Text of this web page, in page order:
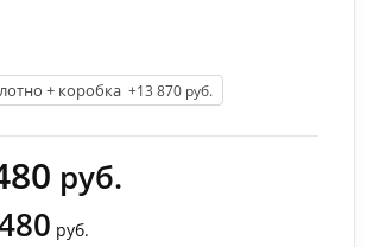
+ коробка +13 870 руб.
руб.
руб.